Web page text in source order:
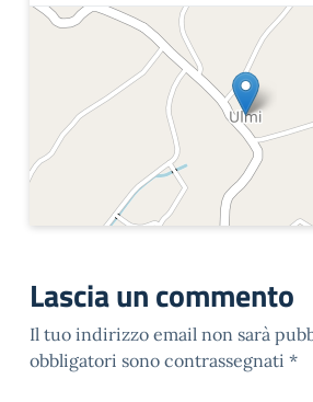
Lascia un commento
Il tuo indirizzo email non sarà
obbligatori sono contrassegnati *